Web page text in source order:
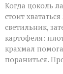
Когда цоколь
стоит
светильник,
картофеля:
крахмал
пораниться.